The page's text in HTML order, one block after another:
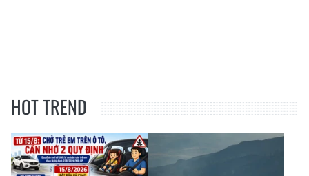
HOT TREND